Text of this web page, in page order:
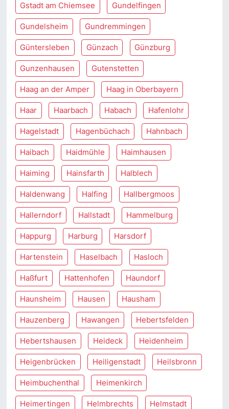
Gstadt am Chiemsee Gundelfingen
Gundelsheim Gundremmingen
Güntersleben Günzach Günzburg
Gunzenhausen Gutenstetten
Haag an der Amper Haag in Oberbayern
Haar Haarbach Habach Hafenlohr
Hagelstadt Hagenbüchach Hahnbach
Haibach Haidmühle Haimhausen
Haiming Hainsfarth Halblech
Haldenwang Halfing Hallbergmoos
Hallerndorf Hallstadt Hammelburg
Happurg Harburg Harsdorf
Hartenstein Haselbach Hasloch
Haßfurt Hattenhofen Haundorf
Haunsheim Hausen Hausham
Hauzenberg Hawangen Hebertsfelden
Hebertshausen Heideck Heidenheim
Heigenbrücken Heiligenstadt Heilsbronn
Heimbuchenthal Heimenkirch
Heimertingen Helmbrechts Helmstadt